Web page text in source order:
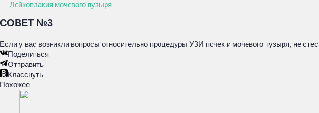
Лейкоплакия мочевого пузыря
СОВЕТ №3
Если у вас возникли вопросы относительно процедуры УЗИ почек и мочевого пузыря, не
Поделиться
Отправить
Класснуть
Похожее